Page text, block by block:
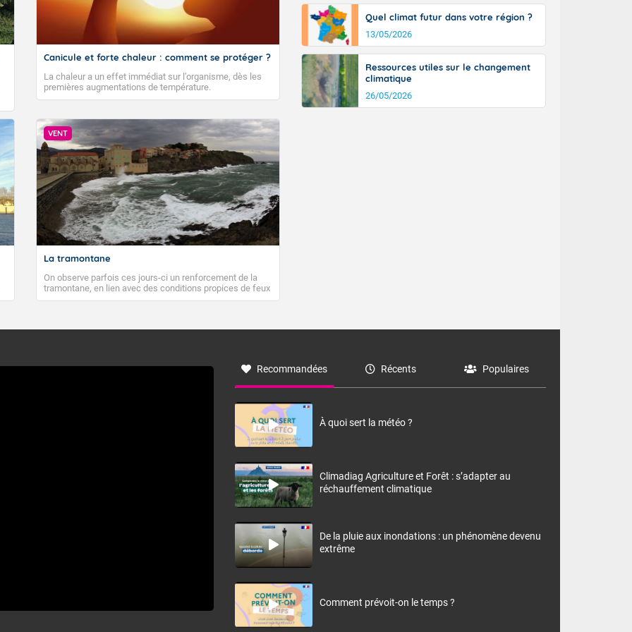
Fermer
Canicule et forte chaleur : comment se protéger ?
La chaleur a un effet immédiat sur l’organisme, dès les
premières augmentations de température.
VENT
La tramontane
On observe parfois ces jours-ci un renforcement de la
tramontane, en lien avec des conditions propices de feux
de forêt. Mais qu'est-ce que la tramontane ? Quelles sont
à nord-ouest, dans un secteur qui part du Roussillon à la
monts, en allusion aux régions montagneuses d’où
Quel climat futur dans votre région ?
13/05/2026
Ressources utiles sur le changement
climatique
26/05/2026
Recommandées Récents Populaires
À quoi sert la météo ?
Climadiag Agriculture et Forêt : s’adapter au
réchauffement climatique
De la pluie aux inondations : un phénomène devenu
extrême
Comment prévoit-on le temps ?